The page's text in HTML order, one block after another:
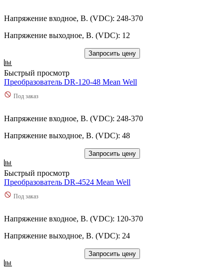
Напряжение входное, В. (VDC): 248-370
Напряжение выходное, В. (VDC): 12
Запросить цену
Быстрый просмотр
Преобразователь DR-120-48 Mean Well
Под заказ
Напряжение входное, В. (VDC): 248-370
Напряжение выходное, В. (VDC): 48
Запросить цену
Быстрый просмотр
Преобразователь DR-4524 Mean Well
Под заказ
Напряжение входное, В. (VDC): 120-370
Напряжение выходное, В. (VDC): 24
Запросить цену